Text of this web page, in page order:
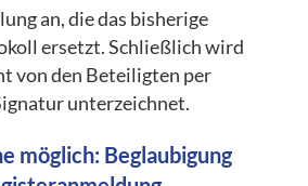
an, die das bisherige
ersetzt. Schließlich wird
von den Beteiligten per
unterzeichnet.
möglich: Beglaubigung